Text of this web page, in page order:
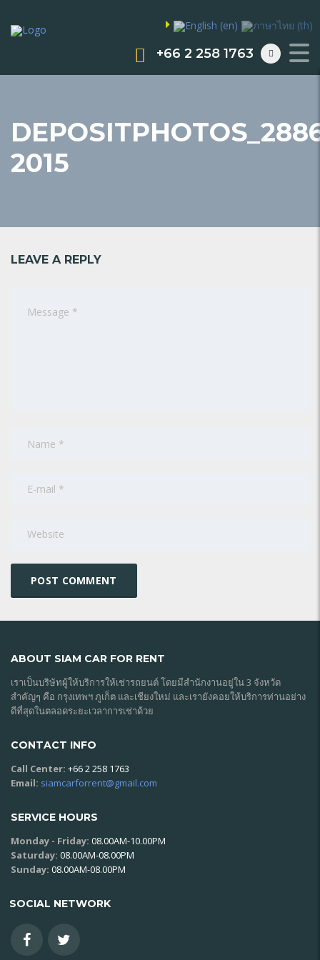
+66 2 258 1763
2015
LEAVE A REPLY
ABOUT SIAM CAR FOR RENT
เราเป็นบริษัทผู้ให้บริการให้เช่ารถยนต์ โดยมีสำนักงานอยู่ใน 3 จังหวัด
สำคัญๆ คือ กรุงเทพฯ ภูเก็ต และเชียงใหม่ และเรายังคอยให้บริการท่านอย่าง
ดีที่สุดในตลอดระยะเวลาการเช่าด้วย
CONTACT INFO
Call Center: +66 2 258 1763
Email: siamcarforrent@gmail.com
SERVICE HOURS
Monday - Friday: 08.00AM-10.00PM
Saturday: 08.00AM-08.00PM
Sunday: 08.00AM-08.00PM
SOCIAL NETWORK